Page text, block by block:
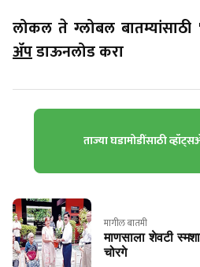
लोकल ते ग्लोबल
ॲपडाऊनलोड करा
ताज्या घडामोडींसाठी
मागील बातमी
माणसाला शेवटी
चोरगे